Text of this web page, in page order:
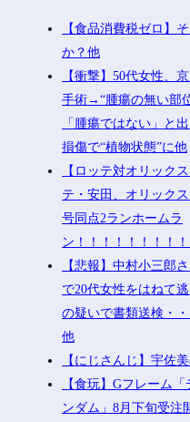
【食品消費税ゼロ】
か？他
【衝撃】50代女性、
手術→“腫瘍の無い部
「腫瘍ではない」と
損傷で“植物状態”に他
【ロッテ対オリック
テ・安田、オリック
号同点2ランホームラ
ン！！！！！！！！
【悲報】中村小三郎
で20代女性をはねて
の疑いで書類送検・
他
【にじさんじ】宇佐
【食玩】Gフレーム
ンダム」8月下旬受注